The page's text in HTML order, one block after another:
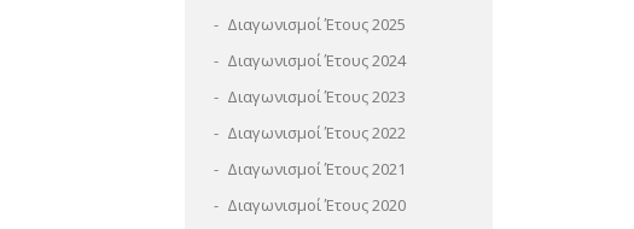
Διαγωνισμοί Έτους 2025
Διαγωνισμοί Έτους 2024
Διαγωνισμοί Έτους 2023
Διαγωνισμοί Έτους 2022
Διαγωνισμοί Έτους 2021
Διαγωνισμοί Έτους 2020